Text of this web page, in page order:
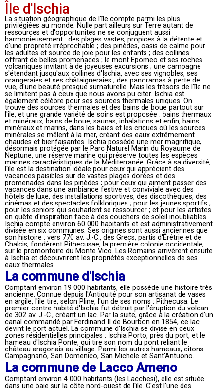
Île d'Ischia
La situation géographique de l'île compte parmi les plus
privilégiées au monde. Nulle part ailleurs sur Terre autant de
ressources et d'opportunités ne se conjuguent aussi
harmonieusement : des plages vastes, propices à la détente et
d'une propreté irréprochable ; des pinèdes, oasis de calme pour
les adultes et source de joie pour les enfants ; des collines
offrant de belles promenades ; le mont Epomeo et ses roches
volcaniques invitant à de joyeuses excursions ; une campagne
s'étendant jusqu'aux collines d'Ischia, avec ses vignobles, ses
orangeraies et ses châtaigneraies ; des panoramas à perte de
vue, d'une beauté presque surnaturelle. Mais les trésors de l'île ne
se limitent pas à ceux que nous avons pu citer. Ischia est
également célèbre pour ses sources thermales uniques. On
trouve des sources thermales et des bains de boue partout sur
l'île, et une grande variété de soins est proposée : bains thermaux
et minéraux, bains de boue, saunas, inhalations et enfin, bains
minéraux et marins, dans les baies et les criques où les sources
minérales se mêlent à la mer, créant des eaux extrêmement
chaudes et bienfaisantes. Ischia possède une mer magnifique,
désormais protégée par le Parc Naturel Marin du Royaume de
Neptune, une réserve marine qui préserve toutes les espèces
marines caractéristiques de la Méditerranée. Grâce à sa diversité,
l'île est la destination idéale pour ceux qui apprécient des
vacances paisibles sur de vastes plages dorées et des
promenades dans les pinèdes ; pour ceux qui aiment passer des
vacances dans une ambiance festive et conviviale avec des
hôtels de luxe, des installations sportives, des discothèques, des
cinémas et des spectacles folkloriques ; pour les jeunes sportifs ;
pour les seniors qui souhaitent se ressourcer ; et pour les artistes
en quête d'inspiration face à des couchers de soleil inoubliables.
Ischia compte environ 60 000 habitants et est administrativement
divisée en six communes. Ses origines sont aussi anciennes que
son histoire : vers 770 av. J.-C., des Grecs, partis d'Érétrie et de
Chalcis, fondèrent Pithecusae, la première colonie occidentale,
sur le promontoire du Monte Vico. Les Romains arrivèrent ensuite
à Ischia et découvrirent les propriétés exceptionnelles de ses
eaux thermales.
La commune d'Ischia
Comptant environ 19 000 habitants, elle possède une histoire très
ancienne. Connue depuis l'Antiquité pour son artisanat de vases
en argile, l'île tire, selon Pline, l'un de ses noms : Pithecusa. Le
premier centre habité d'Ischia fut détruit par l'éruption du volcan
de 302 av. J.-C., créant un lac. Par la suite, grâce à la création d'un
canal commandé par Ferdinand II de Bourbon en 1854, ce lac
devint le port actuel. La commune d'Ischia se divise en deux
zones résidentielles principales : Ischia Porto, près du port, et le
hameau d'Ischia Ponte, qui tire son nom du pont reliant le
château aragonais au village. Parmi les autres hameaux, citons
Campagnano, San Domenico, San Michele et Sant'Antuono.
La commune de Lacco Ameno
Comptant environ 4 000 habitants (les Lacchesi), elle est située
dans une baie sur la côte nord-ouest de l'île. C'est l'une des